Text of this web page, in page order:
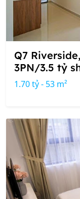
Q7
3PN/3.5 tỷ
1.70 tỷ - 53 m²